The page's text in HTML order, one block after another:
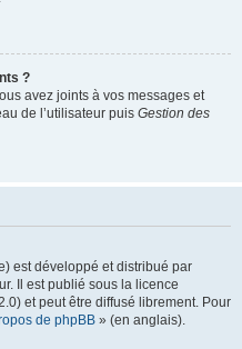
?
avez joints à vos messages et
de l’utilisateur puis Gestion des
est développé et distribué par
Il est publié sous la licence
et peut être diffusé librement. Pour
de phpBB » (en anglais).